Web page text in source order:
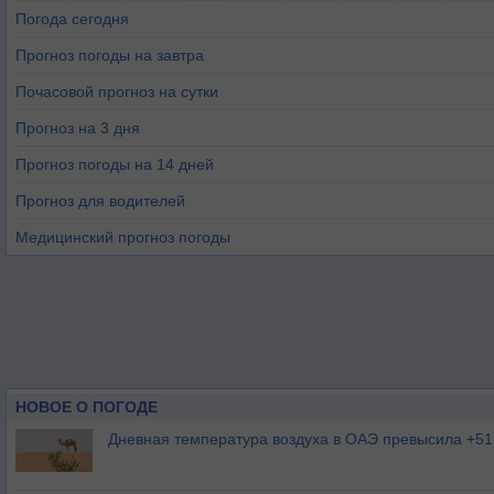
Погода сегодня
Прогноз погоды на завтра
Почасовой прогноз на сутки
Прогноз на 3 дня
Прогноз погоды на 14 дней
Прогноз для водителей
Медицинский прогноз погоды
НОВОЕ О ПОГОДЕ
Дневная температура воздуха в ОАЭ превысила